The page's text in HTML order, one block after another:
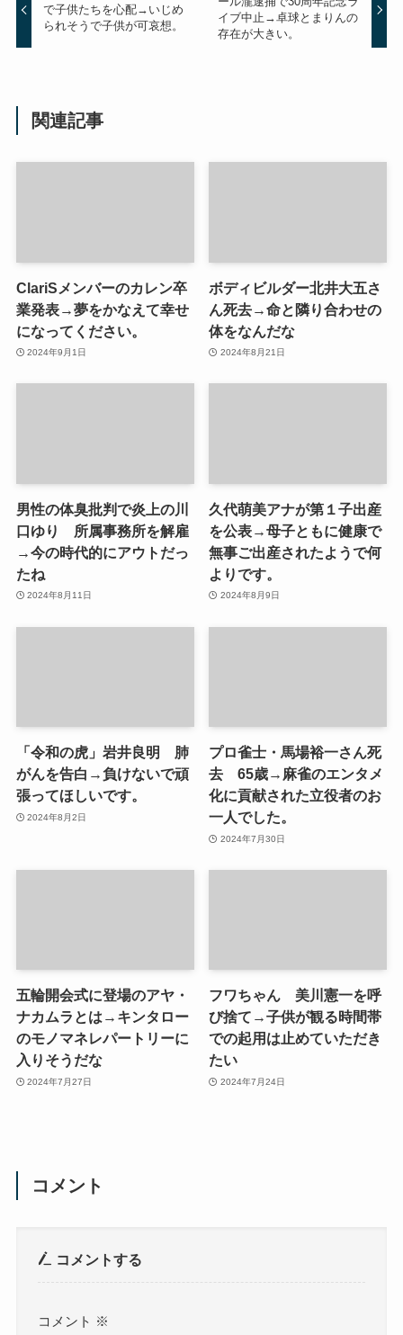
で子供たちを心配→いじめ
られそうで子供が可哀想。
イブ中止→卓球とまりんの
存在が大きい。
関連記事
ClariSメンバーのカレン卒
業発表→夢をかなえて幸せ
になってください。
2024年9月1日
ボディビルダー北井大五さ
ん死去→命と隣り合わせの
体をなんだな
2024年8月21日
男性の体臭批判で炎上の川
口ゆり 所属事務所を解雇
→今の時代的にアウトだっ
たね
2024年8月11日
久代萌美アナが第１子出産
を公表→母子ともに健康で
無事ご出産されたようで何
よりです。
2024年8月9日
「令和の虎」岩井良明 肺
がんを告白→負けないで頑
張ってほしいです。
2024年8月2日
プロ雀士・馬場裕一さん死
去 65歳→麻雀のエンタメ
化に貢献された立役者のお
一人でした。
2024年7月30日
五輪開会式に登場のアヤ・
ナカムラとは→キンタロー
のモノマネレパートリーに
入りそうだな
2024年7月27日
フワちゃん 美川憲一を呼
び捨て→子供が観る時間帯
での起用は止めていただき
たい
2024年7月24日
コメント
コメントする
コメント ※